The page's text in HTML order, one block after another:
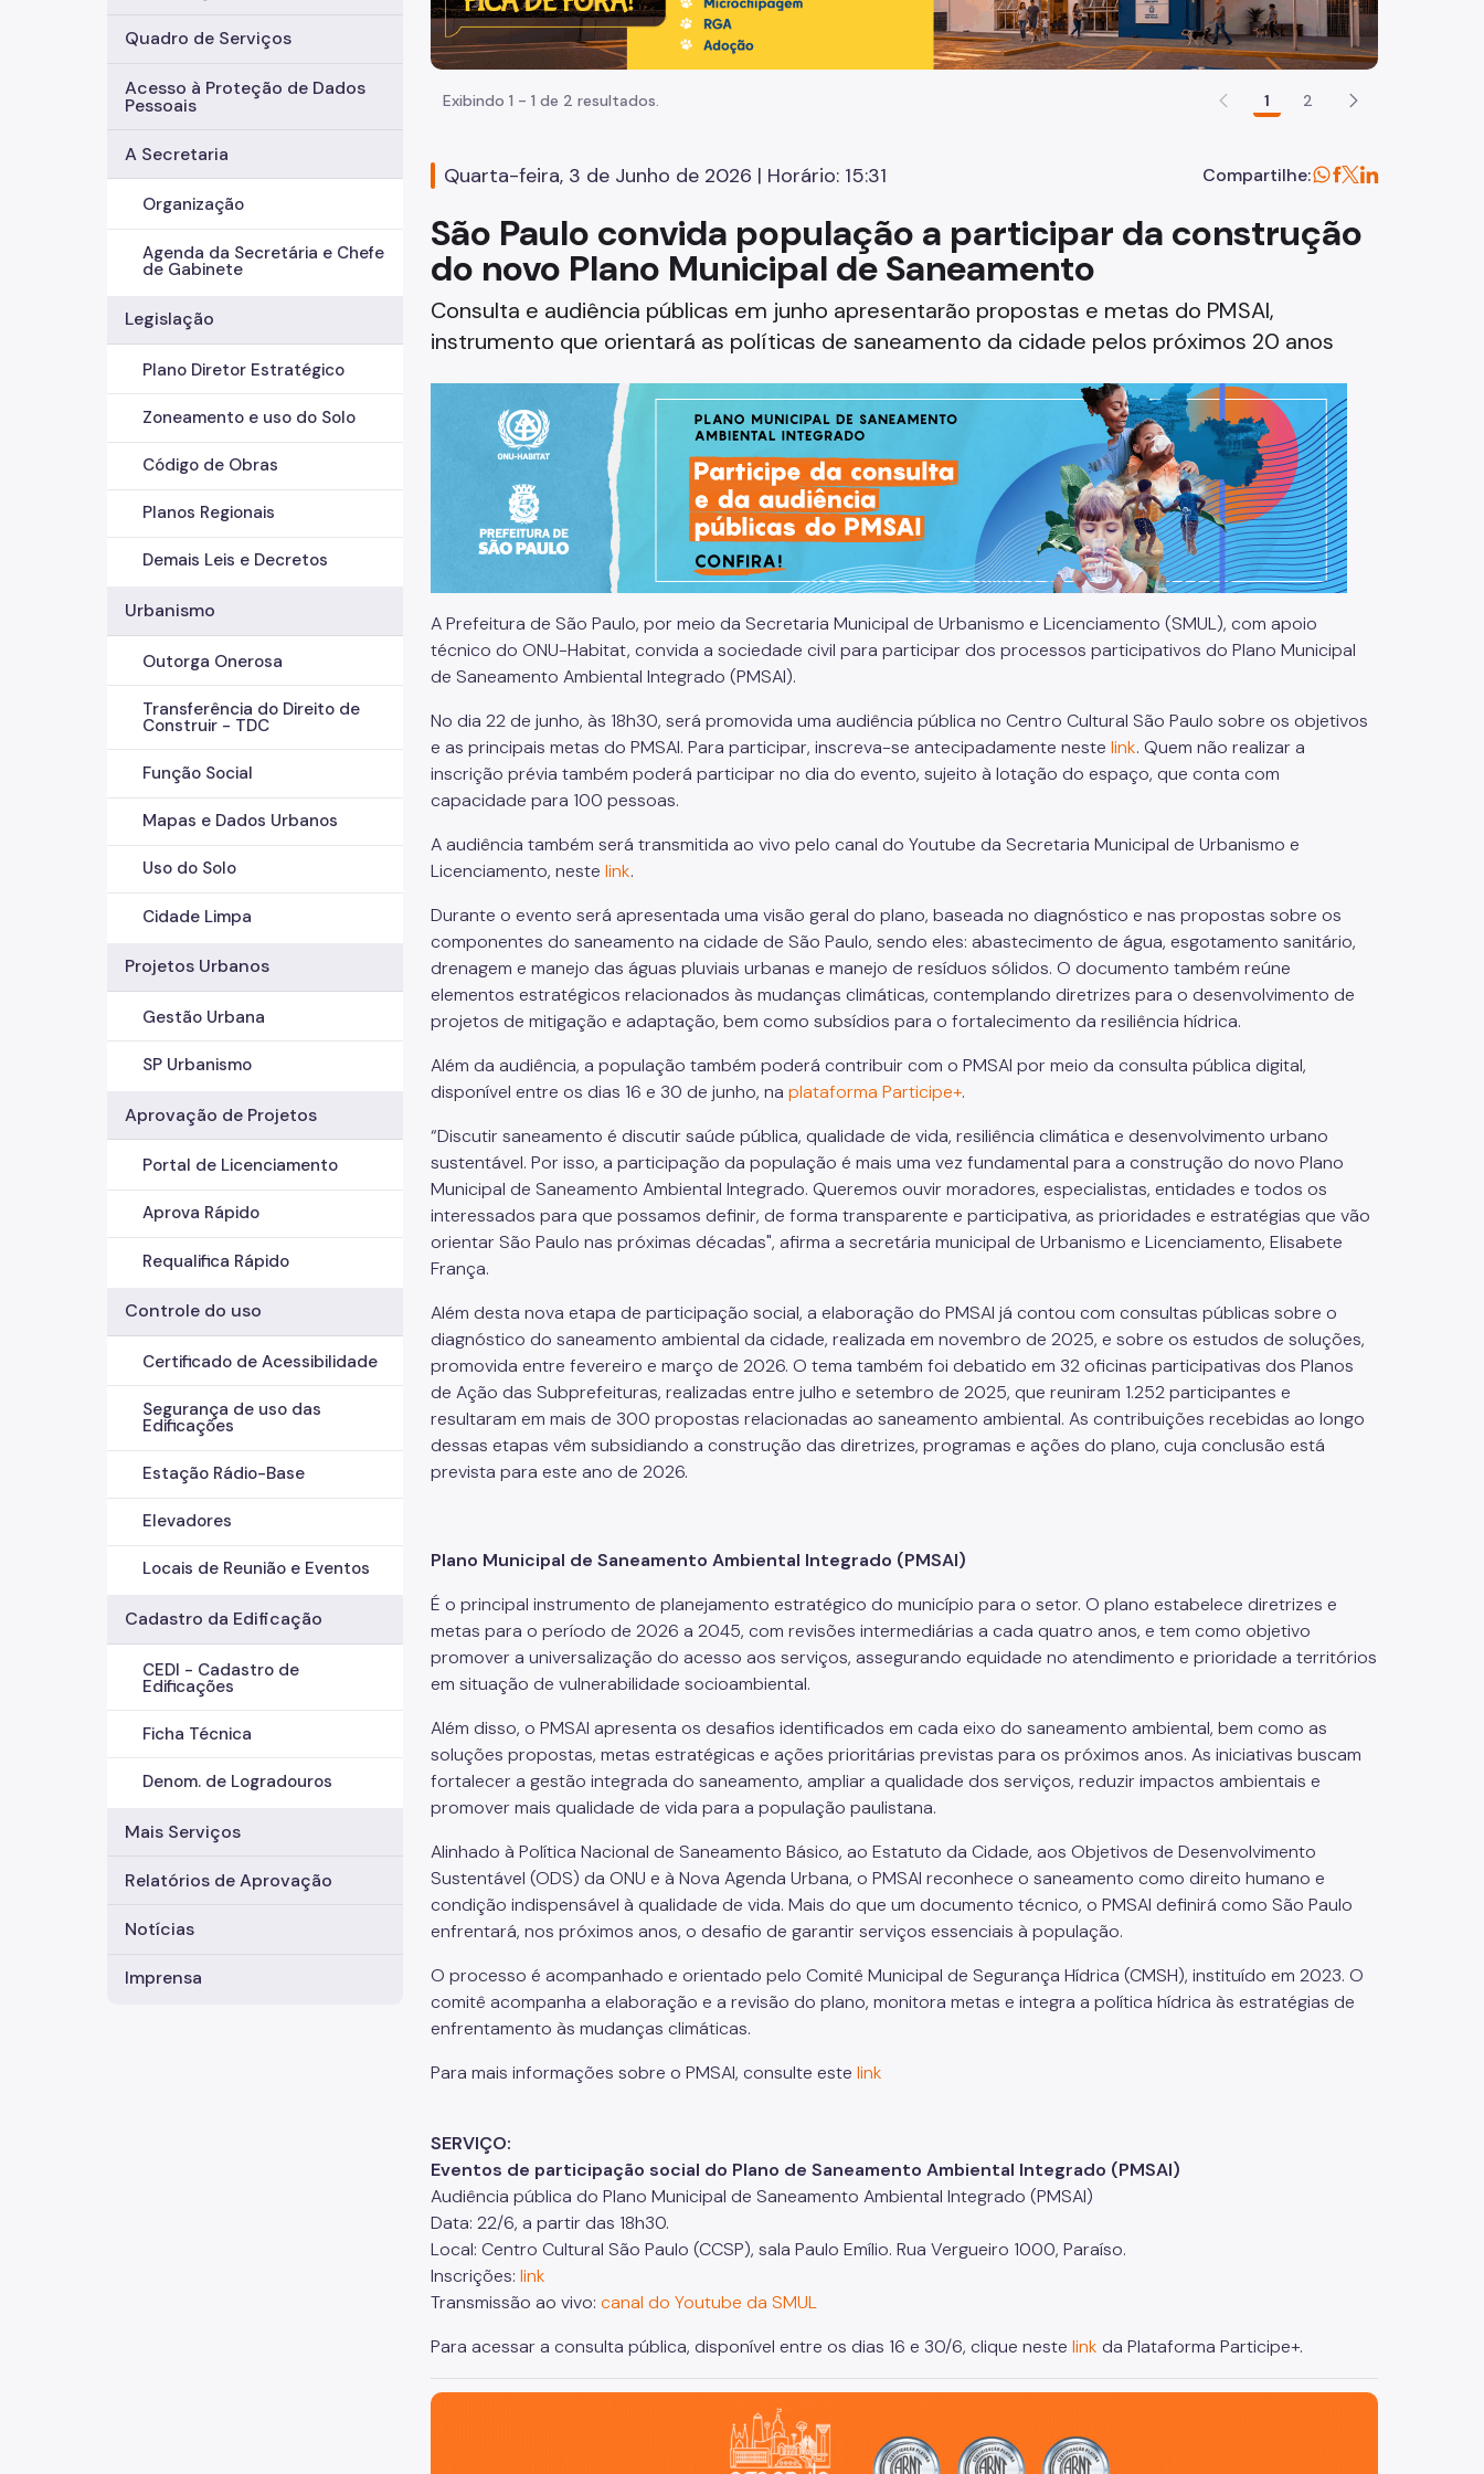
Quadro de Serviços
Acesso à Proteção de Dados
Pessoais
A Secretaria
Organização
Agenda da Secretária e Chefe
de Gabinete
Legislação
Plano Diretor Estratégico
Zoneamento e uso do Solo
Código de Obras
Planos Regionais
Demais Leis e Decretos
Urbanismo
Outorga Onerosa
Transferência do Direito de
Construir - TDC
Função Social
Mapas e Dados Urbanos
Uso do Solo
Cidade Limpa
Projetos Urbanos
Gestão Urbana
SP Urbanismo
Aprovação de Projetos
Portal de Licenciamento
Aprova Rápido
Requalifica Rápido
Controle do uso
Certificado de Acessibilidade
Segurança de uso das
Edificações
Estação Rádio-Base
Elevadores
Locais de Reunião e Eventos
Cadastro da Edificação
CEDI - Cadastro de
Edificações
Ficha Técnica
Denom. de Logradouros
Mais Serviços
Relatórios de Aprovação
Notícias
Imprensa
Exibindo 1 - 1 de 2 resultados. 1 2
Quarta-feira, 3 de Junho de 2026 | Horário: 15:31 Compartilhe:
São Paulo convida população a participar da construção
do novo Plano Municipal de Saneamento
Consulta e audiência públicas em junho apresentarão propostas e metas do PMSAI,
instrumento que orientará as políticas de saneamento da cidade pelos próximos 20 anos
A Prefeitura de São Paulo, por meio da Secretaria Municipal de Urbanismo e Licenciamento (SMUL), com apoio
técnico do ONU-Habitat, convida a sociedade civil para participar dos processos participativos do Plano Municipal
de Saneamento Ambiental Integrado (PMSAI).
No dia 22 de junho, às 18h30, será promovida uma audiência pública no Centro Cultural São Paulo sobre os objetivos
e as principais metas do PMSAI. Para participar, inscreva-se antecipadamente neste link. Quem não realizar a
inscrição prévia também poderá participar no dia do evento, sujeito à lotação do espaço, que conta com
capacidade para 100 pessoas.
A audiência também será transmitida ao vivo pelo canal do Youtube da Secretaria Municipal de Urbanismo e
Licenciamento, neste link.
Durante o evento será apresentada uma visão geral do plano, baseada no diagnóstico e nas propostas sobre os
componentes do saneamento na cidade de São Paulo, sendo eles: abastecimento de água, esgotamento sanitário,
drenagem e manejo das águas pluviais urbanas e manejo de resíduos sólidos. O documento também reúne
elementos estratégicos relacionados às mudanças climáticas, contemplando diretrizes para o desenvolvimento de
projetos de mitigação e adaptação, bem como subsídios para o fortalecimento da resiliência hídrica.
Além da audiência, a população também poderá contribuir com o PMSAI por meio da consulta pública digital,
disponível entre os dias 16 e 30 de junho, na plataforma Participe+.
“Discutir saneamento é discutir saúde pública, qualidade de vida, resiliência climática e desenvolvimento urbano
sustentável. Por isso, a participação da população é mais uma vez fundamental para a construção do novo Plano
Municipal de Saneamento Ambiental Integrado. Queremos ouvir moradores, especialistas, entidades e todos os
interessados para que possamos definir, de forma transparente e participativa, as prioridades e estratégias que vão
orientar São Paulo nas próximas décadas", afirma a secretária municipal de Urbanismo e Licenciamento, Elisabete
França.
Além desta nova etapa de participação social, a elaboração do PMSAI já contou com consultas públicas sobre o
diagnóstico do saneamento ambiental da cidade, realizada em novembro de 2025, e sobre os estudos de soluções,
promovida entre fevereiro e março de 2026. O tema também foi debatido em 32 oficinas participativas dos Planos
de Ação das Subprefeituras, realizadas entre julho e setembro de 2025, que reuniram 1.252 participantes e
resultaram em mais de 300 propostas relacionadas ao saneamento ambiental. As contribuições recebidas ao longo
dessas etapas vêm subsidiando a construção das diretrizes, programas e ações do plano, cuja conclusão está
prevista para este ano de 2026.
Plano Municipal de Saneamento Ambiental Integrado (PMSAI)
É o principal instrumento de planejamento estratégico do município para o setor. O plano estabelece diretrizes e
metas para o período de 2026 a 2045, com revisões intermediárias a cada quatro anos, e tem como objetivo
promover a universalização do acesso aos serviços, assegurando equidade no atendimento e prioridade a territórios
em situação de vulnerabilidade socioambiental.
Além disso, o PMSAI apresenta os desafios identificados em cada eixo do saneamento ambiental, bem como as
soluções propostas, metas estratégicas e ações prioritárias previstas para os próximos anos. As iniciativas buscam
fortalecer a gestão integrada do saneamento, ampliar a qualidade dos serviços, reduzir impactos ambientais e
promover mais qualidade de vida para a população paulistana.
Alinhado à Política Nacional de Saneamento Básico, ao Estatuto da Cidade, aos Objetivos de Desenvolvimento
Sustentável (ODS) da ONU e à Nova Agenda Urbana, o PMSAI reconhece o saneamento como direito humano e
condição indispensável à qualidade de vida. Mais do que um documento técnico, o PMSAI definirá como São Paulo
enfrentará, nos próximos anos, o desafio de garantir serviços essenciais à população.
O processo é acompanhado e orientado pelo Comitê Municipal de Segurança Hídrica (CMSH), instituído em 2023. O
comitê acompanha a elaboração e a revisão do plano, monitora metas e integra a política hídrica às estratégias de
enfrentamento às mudanças climáticas.
Para mais informações sobre o PMSAI, consulte este link
SERVIÇO:
Eventos de participação social do Plano de Saneamento Ambiental Integrado (PMSAI)
Audiência pública do Plano Municipal de Saneamento Ambiental Integrado (PMSAI)
Data: 22/6, a partir das 18h30.
Local: Centro Cultural São Paulo (CCSP), sala Paulo Emílio. Rua Vergueiro 1000, Paraíso.
Inscrições: link
Transmissão ao vivo: canal do Youtube da SMUL
Para acessar a consulta pública, disponível entre os dias 16 e 30/6, clique neste link da Plataforma Participe+.
São Paulo, cidade inteligente, resiliente e sustentável